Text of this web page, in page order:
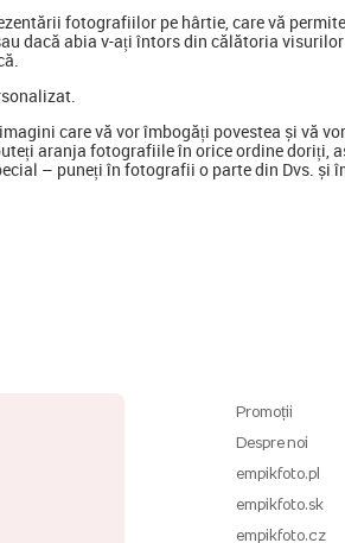
fotografiilor pe hârtie, care vă
dacă abia v-ați întors din călătoria
care vă vor îmbogăți povestea și vă
aranja fotografiile în orice ordine doriți,
– puneți în fotografii o parte din Dvs. și
Promoții
Despre noi
empikfoto.pl
empikfoto.sk
empikfoto.cz